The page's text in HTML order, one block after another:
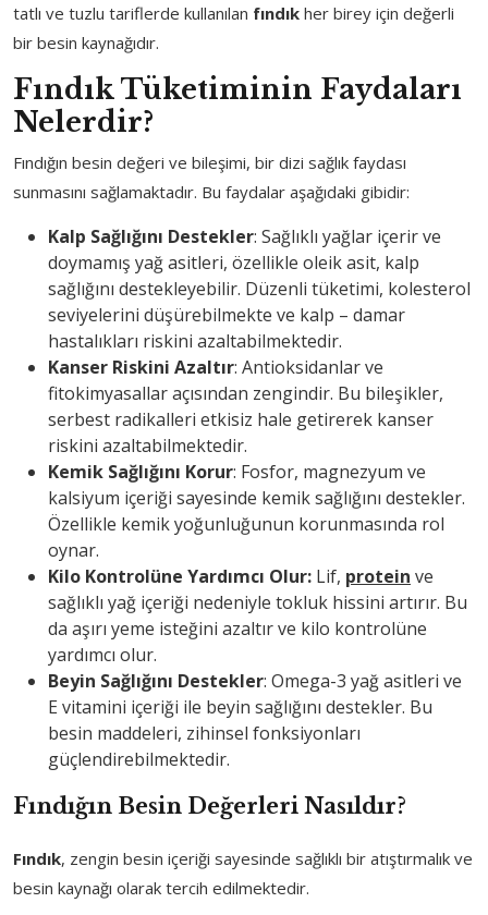
tatlı ve tuzlu tariflerde kullanılan fındık her birey için değerli
bir besin kaynağıdır.
Fındık Tüketiminin Faydaları
Nelerdir?
Fındığın besin değeri ve bileşimi, bir dizi sağlık faydası
sunmasını sağlamaktadır. Bu faydalar aşağıdaki gibidir:
Kalp Sağlığını Destekler: Sağlıklı yağlar içerir ve
doymamış yağ asitleri, özellikle oleik asit, kalp
sağlığını destekleyebilir. Düzenli tüketimi, kolesterol
seviyelerini düşürebilmekte ve kalp – damar
hastalıkları riskini azaltabilmektedir.
Kanser Riskini Azaltır: Antioksidanlar ve
fitokimyasallar açısından zengindir. Bu bileşikler,
serbest radikalleri etkisiz hale getirerek kanser
riskini azaltabilmektedir.
Kemik Sağlığını Korur: Fosfor, magnezyum ve
kalsiyum içeriği sayesinde kemik sağlığını destekler.
Özellikle kemik yoğunluğunun korunmasında rol
oynar.
Kilo Kontrolüne Yardımcı Olur: Lif, protein ve
sağlıklı yağ içeriği nedeniyle tokluk hissini artırır. Bu
da aşırı yeme isteğini azaltır ve kilo kontrolüne
yardımcı olur.
Beyin Sağlığını Destekler: Omega-3 yağ asitleri ve
E vitamini içeriği ile beyin sağlığını destekler. Bu
besin maddeleri, zihinsel fonksiyonları
güçlendirebilmektedir.
Fındığın Besin Değerleri Nasıldır?
Fındık, zengin besin içeriği sayesinde sağlıklı bir atıştırmalık ve
besin kaynağı olarak tercih edilmektedir.